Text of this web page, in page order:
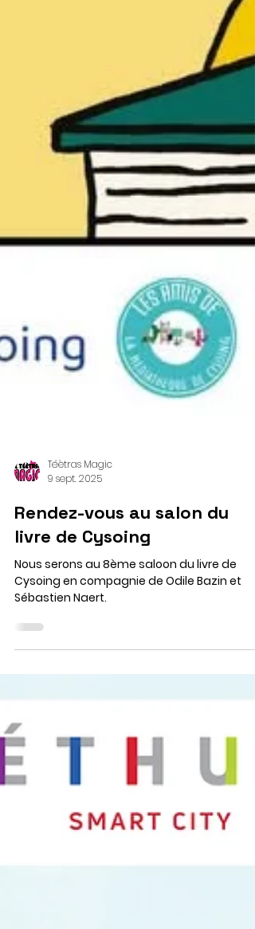
Téètras Magic
9 sept. 2025
Rendez-vous au salon du
livre de Cysoing
Cysoing en compagnie de Odile Bazin et
Sébastien Naert.